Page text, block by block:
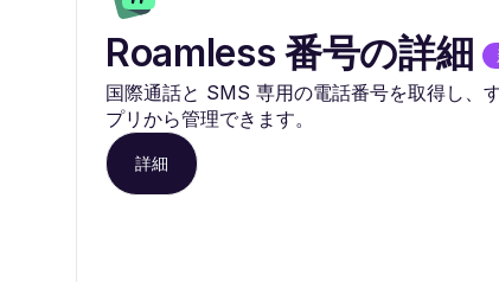
Roamless 番号の詳細
国際通話と SMS 専用の電話番号を取得し、
プリから管理できます。
詳細